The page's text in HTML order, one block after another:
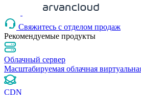
Свяжитесь с отделом продаж
Рекомендуемые продукты
Облачный сервер
Масштабируемая облачная
CDN